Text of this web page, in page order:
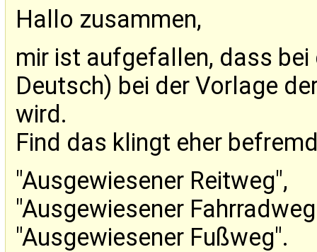
Hallo zusammen,
mir ist aufgefallen, dass
Deutsch) bei der Vorlage
wird.
Find das klingt eher
"Ausgewiesener Reitweg",
"Ausgewiesener
"Ausgewiesener Fußweg".